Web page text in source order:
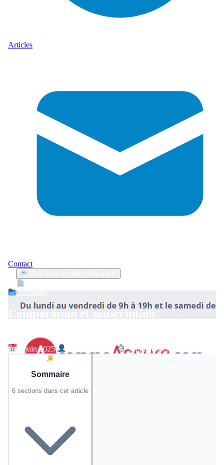
Articles
Contact
Comparaison et souscription
8 juin 2025 David Moreau 3 min de lecture
Sommaire
6 sections dans cet article